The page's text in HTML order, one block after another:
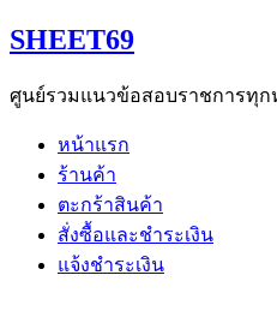
Skip
to
SHEET69
ศูนย์รวมแนวข้อสอบราชการทุก
หน้าแรก
ร้านค้า
ตะกร้าสินค้า
สั่งซื้อและชำระเงิน
แจ้งชำระเงิน